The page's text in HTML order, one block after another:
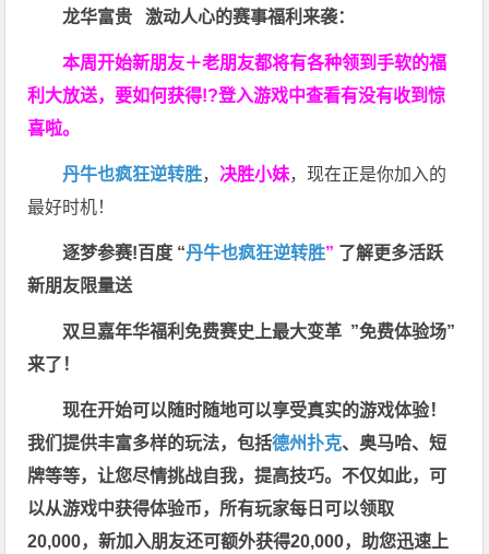
龙华富贵 激动人心的赛事福利来袭：
本周开始新朋友＋老朋友都将有各种领到手软的福
利大放送，要如何获得!?登入游戏中查看有没有收到惊
喜啦。
丹牛也疯狂逆转胜， 决胜小妹，现在正是你加入的
最好时机！
逐梦参赛!百度 “丹牛也疯狂逆转胜” 了解更多活跃
新朋友限量送
双旦嘉年华福利免费赛史上最大变革 ”免费体验场”
来了！
现在开始可以随时随地可以享受真实的游戏体验！
我们提供丰富多样的玩法，包括德州扑克、奥马哈、短
牌等等，让您尽情挑战自我，提高技巧。不仅如此， 可
以从游戏中获得体验币，所有玩家每日可以领取
20,000，新加入朋友还可额外获得20,000，助您迅速上